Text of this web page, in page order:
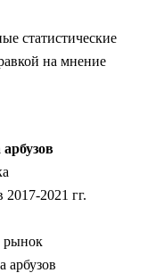
статистические
на мнение
2021 гг.
рынок
арбузов